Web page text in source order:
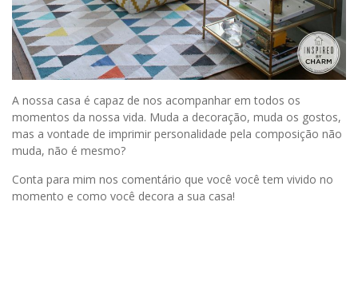
A nossa casa é capaz de nos acompanhar em todos os
momentos da nossa vida. Muda a decoração, muda os gostos,
mas a vontade de imprimir personalidade pela composição não
muda, não é mesmo?
Conta para mim nos comentário que você você tem vivido no
momento e como você decora a sua casa!